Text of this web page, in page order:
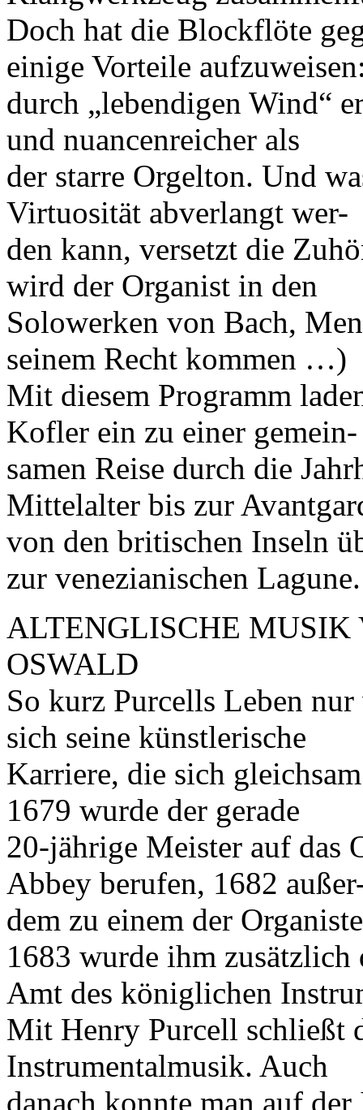
Doch hat die Blockflöte
einige Vorteile
durch „lebendigen Wind“
und nuancenreicher als
der starre Orgelton. Und
Virtuosität abverlangt wer-
den kann, versetzt die
wird der Organist in den
Solowerken von Bach,
seinem Recht kommen …)
Mit diesem Programm
Kofler ein zu einer gemein-
samen Reise durch die
Mittelalter bis zur
von den britischen Inseln
zur venezianischen Lagune.
ALTENGLISCHE MUSIK
OSWALD
So kurz Purcells Leben
sich seine künstlerische
Karriere, die sich
1679 wurde der gerade
20-jährige Meister auf das
Abbey berufen, 1682
dem zu einem der
1683 wurde ihm zusätzlich
Amt des königlichen
Mit Henry Purcell schließt
Instrumentalmusik. Auch
danach konnte man auf